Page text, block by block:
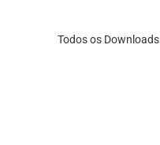
Todos os Downloads